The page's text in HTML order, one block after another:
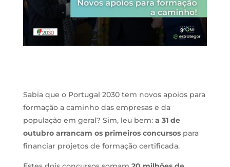
Sabia que o Portugal 2030 tem novos apoios para
formação a caminho das empresas e da
população em geral? Sim, leu bem: a 31 de
outubro arrancam os primeiros concursospara
financiar projetos de formação certificada.